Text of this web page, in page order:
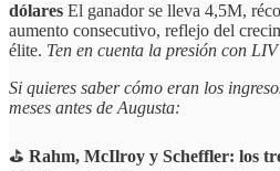
dólares El ganador se lleva 4,5M,
aumento consecutivo, reflejo del
élite. Ten en cuenta la presión con
Si quieres saber cómo eran los
meses antes de Augusta:
⛳ Rahm, McIlroy y Scheffler: los